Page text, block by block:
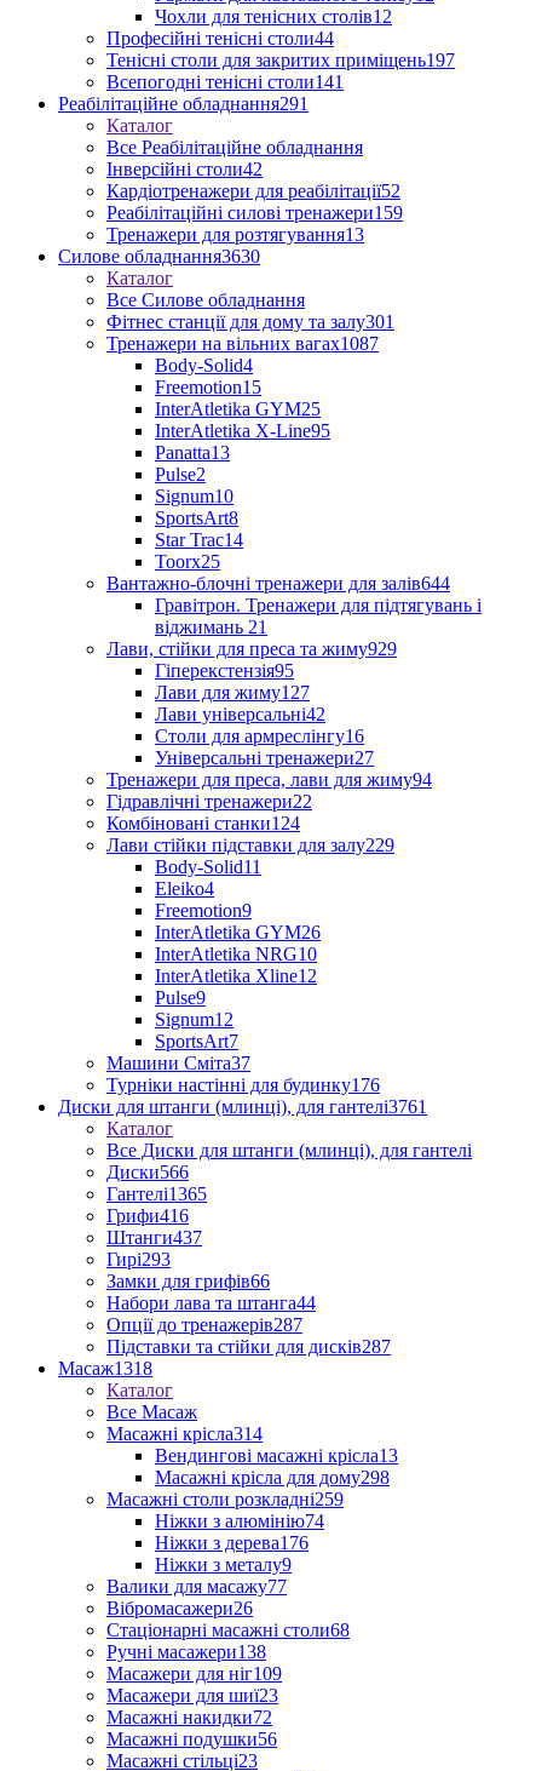
Чохли для тенісних столів12
Професійні тенісні столи44
Тенісні столи для закритих приміщень197
Всепогодні тенісні столи141
Реабілітаційне обладнання291
Каталог
Все Реабілітаційне обладнання
Інверсійні столи42
Кардіотренажери для реабілітації52
Реабілітаційні силові тренажери159
Тренажери для розтягування13
Силове обладнання3630
Каталог
Все Силове обладнання
Фітнес станції для дому та залу301
Тренажери на вільних вагах1087
Body-Solid4
Freemotion15
InterAtletika GYM25
InterAtletika X-Line95
Panatta13
Pulse2
Signum10
SportsArt8
Star Trac14
Toorx25
Вантажно-блочні тренажери для залів644
Гравітрон. Тренажери для підтягувань і
віджимань 21
Лави, стійки для преса та жиму929
Гіперекстензія95
Лави для жиму127
Лави універсальні42
Столи для армреслінгу16
Універсальні тренажери27
Тренажери для преса, лави для жиму94
Гідравлічні тренажери22
Комбіновані станки124
Лави стійки підставки для залу229
Body-Solid11
Eleiko4
Freemotion9
InterAtletika GYM26
InterAtletika NRG10
InterAtletika Xline12
Pulse9
Signum12
SportsArt7
Машини Сміта37
Турніки настінні для будинку176
Диски для штанги (млинці), для гантелі3761
Каталог
Все Диски для штанги (млинці), для гантелі
Диски566
Гантелі1365
Грифи416
Штанги437
Гирі293
Замки для грифів66
Набори лава та штанга44
Опції до тренажерів287
Підставки та стійки для дисків287
Масаж1318
Каталог
Все Масаж
Масажні крісла314
Вендингові масажні крісла13
Масажні крісла для дому298
Масажні столи розкладні259
Ніжки з алюмінію74
Ніжки з дерева176
Ніжки з металу9
Валики для масажу77
Вібромасажери26
Стаціонарні масажні столи68
Ручні масажери138
Масажери для ніг109
Масажери для шиї23
Масажні накидки72
Масажні подушки56
Масажні стільці23